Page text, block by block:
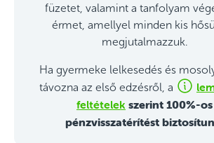
füzetet, valamint a tanfolyam
érmet, amellyel minden kis
megjutalmazzuk.
Ha gyermeke lelkesedés és
távozna az első edzésről, a
feltételek szerint 100%-os
pénzvisszatérítést